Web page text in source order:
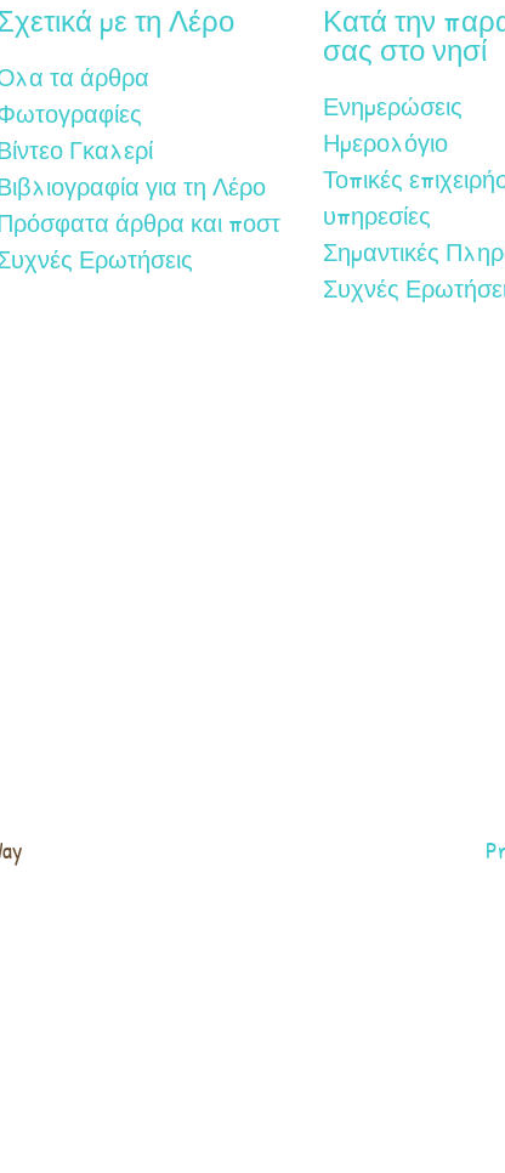
με τη Λέρο
τα άρθρα
Γκαλερί
για τη Λέρο
άρθρα και ποστ
Ερωτήσεις
Κατά την
σας στο νησί
Ενημερώσεις
Ημερολόγιο
Τοπικές
υπηρεσίες
Σημαντικές
Συχνές